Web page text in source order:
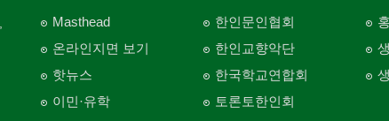
Masthead
온라인지면 보기
핫뉴스
이민·유학
한인문인협회
한인교향악단
한국학교연합회
토론토한인회